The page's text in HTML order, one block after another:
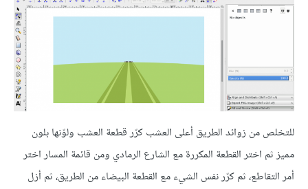
للتخلص من زوائد الطريق أعلى العشب كرّر قطعة العشب ولوّنها بلون
مميز ثم اختر القطعة المكررة مع الشارع الرمادي ومن قائمة المسار اختر
أمر التقاطع، ثم كرّر نفس الشيء مع القطعة البيضاء من الطريق، ثم أزل